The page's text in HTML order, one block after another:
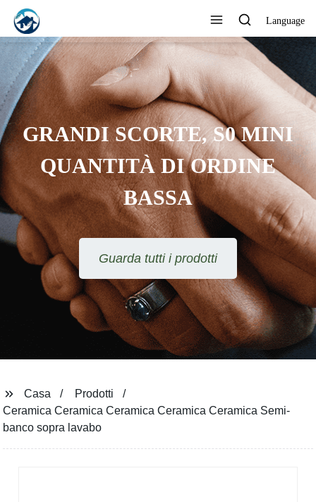
Language
GRANDI SCORTE, S0 MINI
QUANTITÀ DI ORDINE
BASSA
Guarda tutti i prodotti
Casa
Prodotti
Ceramica Ceramica Ceramica Ceramica Ceramica Semi-
banco sopra lavabo